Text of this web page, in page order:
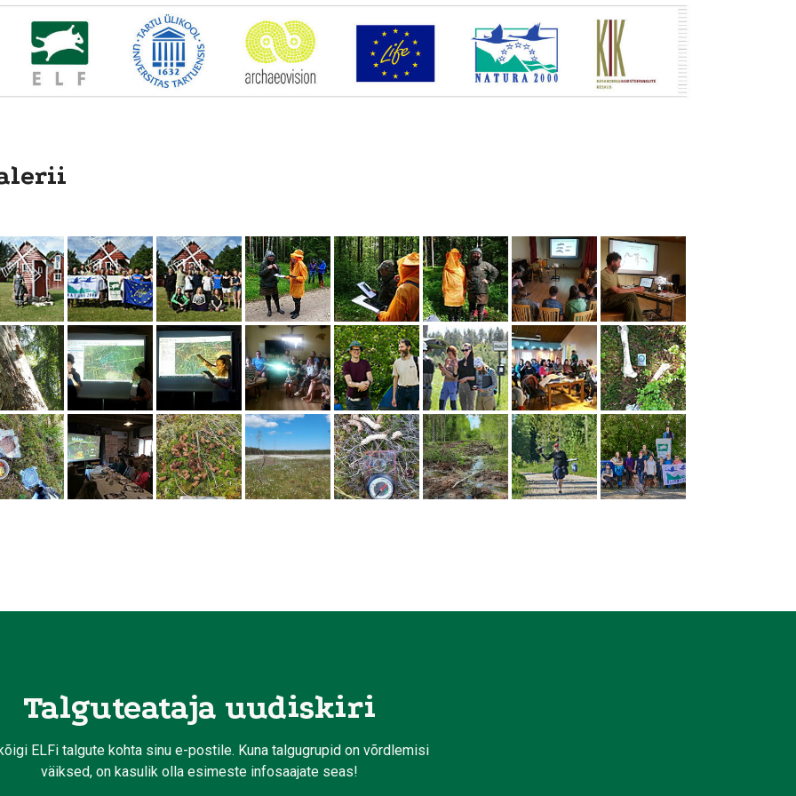
Talguteataja uudiskiri
ELFi talgute kohta sinu e-postile. Kuna talgugrupid on võrdlemisi
väiksed, on kasulik olla esimeste infosaajate seas!